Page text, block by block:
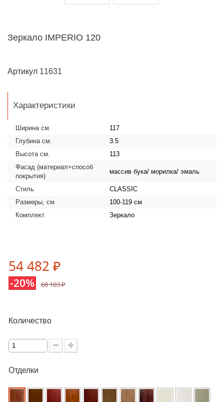
Зеркало IMPERIO 120
Артикул 11631
Характеристики
Ширина см.
117
Глубина см.
3.5
Высота см.
113
Фасад (материал+способ
покрытия)
массив бука/ морилка/ эмаль
Стиль
CLASSIC
Размеры, см
100-119 см
Комплект
Зеркало
54 482 ₽
-20% 68 103 ₽
Количество
Отделки